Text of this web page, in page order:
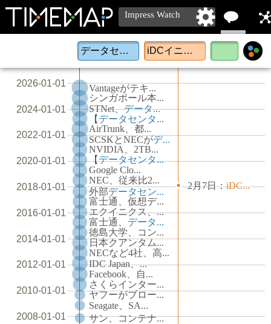
Impress Watch
単語
によ
メ
ィ
2008-01-01
2010-01-01
2012-01-01
2014-01-01
2016-01-01
2018-01-01
2020-01-01
2022-01-01
2024-01-01
2026-01-01
サン、コンテナ...
Seagate、SA...
ヤフーがブロー...
さくらインター...
Facebook、自...
IDC Japan、...
NECなど4社、高...
日本クアンタム...
徳島大学、コン...
富士通、 データ...
エクイニクス、...
富士通、仮想デ...
外部データセン...
NEC、従来比2...
Google Clo...
【データセンタ...
NVIDIA、2TB...
SCSKとNECがデ...
AirTrunk、都...
【 データセンタ...
STNet、データ...
シンガポール本...
Vantageがテキ...
2月7日：iDC...